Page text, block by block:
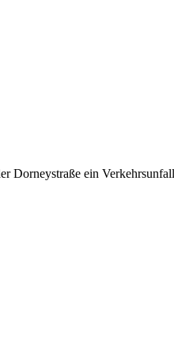
Dorneystraße ein